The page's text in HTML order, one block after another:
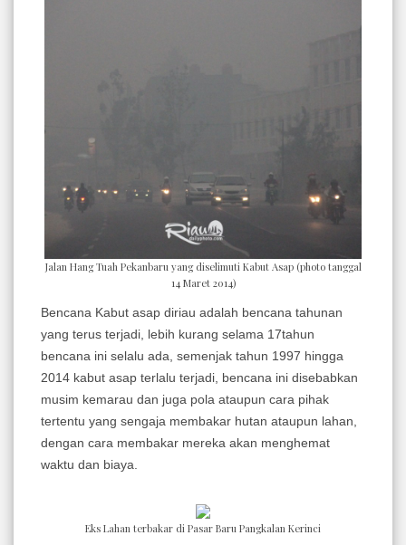
Jalan Hang Tuah Pekanbaru yang diselimuti Kabut Asap (photo tanggal
14 Maret 2014)
Bencana Kabut asap diriau adalah bencana tahunan
yang terus terjadi, lebih kurang selama 17tahun
bencana ini selalu ada, semenjak tahun 1997 hingga
2014 kabut asap terlalu terjadi, bencana ini disebabkan
musim kemarau dan juga pola ataupun cara pihak
tertentu yang sengaja membakar hutan ataupun lahan,
dengan cara membakar mereka akan menghemat
waktu dan biaya.
Eks Lahan terbakar di Pasar Baru Pangkalan Kerinci